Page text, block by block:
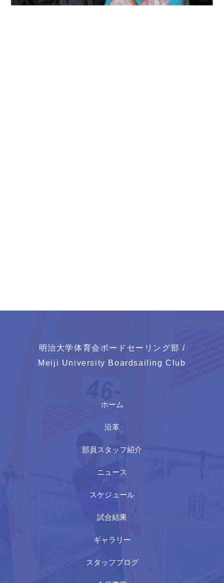
明治大学体育会ボードセーリング部 /
Meiji University Boardsailing Club
ホーム
沿革
部員スタッフ紹介
ニュース
スケジュール
試合結果
ギャラリー
スタッフブログ